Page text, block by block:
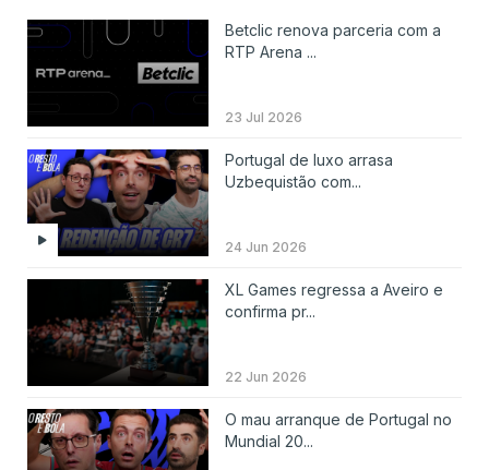
Betclic renova parceria com a
RTP Arena ...
23 Jul 2026
Portugal de luxo arrasa
Uzbequistão com...
24 Jun 2026
XL Games regressa a Aveiro e
confirma pr...
22 Jun 2026
O mau arranque de Portugal no
Mundial 20...